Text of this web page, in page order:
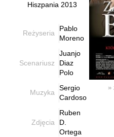
Hiszpania 2013
Reżyseria
Pablo
Moreno
Scenariusz
Juanjo
Diaz
Polo
Muzyka
Sergio
Cardoso
Zdjęcia
Ruben
D.
Ortega
»